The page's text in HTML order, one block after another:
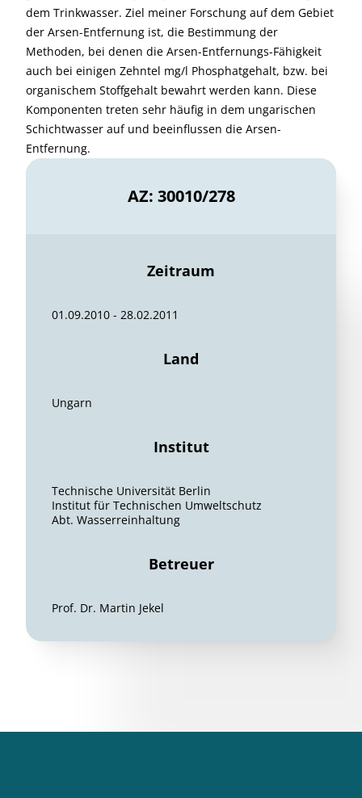
dem Trinkwasser. Ziel meiner Forschung auf dem Gebiet
der Arsen-Entfernung ist, die Bestimmung der
Methoden, bei denen die Arsen-Entfernungs-Fähigkeit
auch bei einigen Zehntel mg/l Phosphatgehalt, bzw. bei
organischem Stoffgehalt bewahrt werden kann. Diese
Komponenten treten sehr häufig in dem ungarischen
Schichtwasser auf und beeinflussen die Arsen-
Entfernung.
AZ: 30010/278
Zeitraum
01.09.2010 - 28.02.2011
Land
Ungarn
Institut
Technische Universität Berlin
Institut für Technischen Umweltschutz
Abt. Wasserreinhaltung
Betreuer
Prof. Dr. Martin Jekel